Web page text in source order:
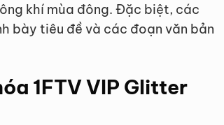
khí mùa đông. Đặc biệt, các
bày tiêu đề và các đoạn văn bản
1FTV VIP Glitter